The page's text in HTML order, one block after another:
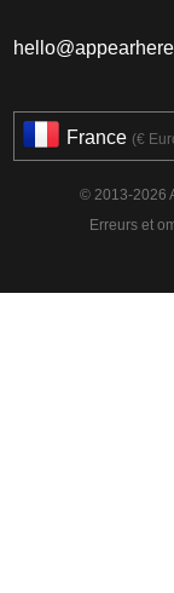
France (€
© 2013-2026
Erreurs et